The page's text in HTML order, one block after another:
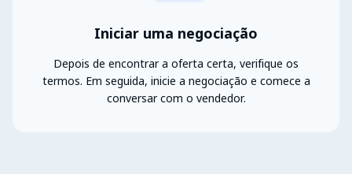
Iniciar uma negociação
Depois de encontrar a oferta certa, verifique os
termos. Em seguida, inicie a negociação e comece a
conversar com o vendedor.